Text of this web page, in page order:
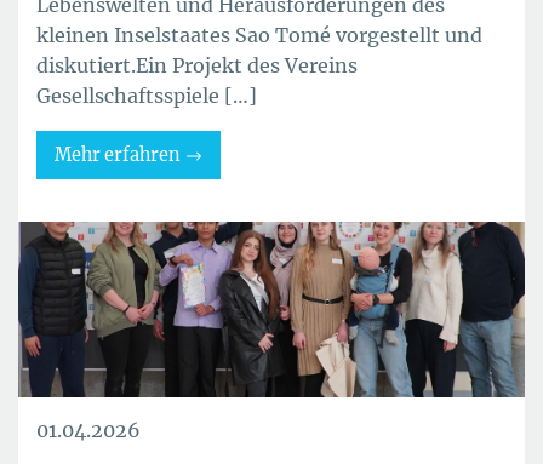
kleinen Inselstaates Sao Tomé vorgestellt und
diskutiert.Ein Projekt des Vereins
Gesellschaftsspiele […]
Mehr erfahren
01.04.2026